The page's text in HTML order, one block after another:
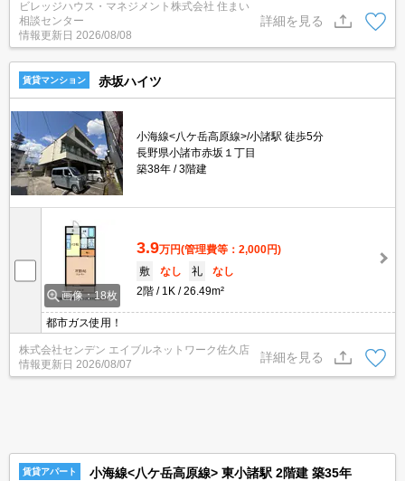
果、敷金をお預かりする場合がございます。
ビレッジハウス・マネジメント株式会社 住まい
相談センター
情報更新日 2026/08/08
詳細を見る
賃貸マンション 赤坂ハイツ
小海線<八ケ岳高原線>/小諸駅 徒歩5分
長野県小諸市赤坂１丁目
築38年
3階建
画像：18枚
3.9万円(管理費等：2,000円)
敷
なし 礼
なし
2階
1K 26.49m²
都市ガス使用！
株式会社センデン エイブルネットワーク佐久店
情報更新日 2026/08/07
詳細を見る
賃貸アパート 小海線<八ケ岳高原線> 東小諸駅 2階建 築35年